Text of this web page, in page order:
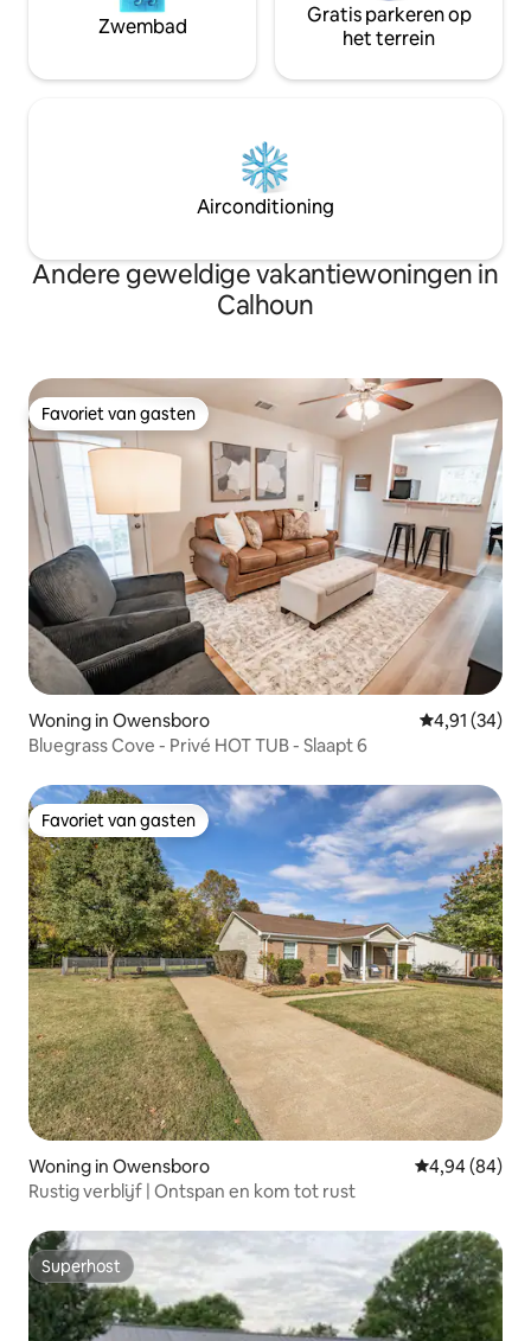
Zwembad
Gratis parkeren op
het terrein
Airconditioning
Andere geweldige vakantiewoningen in
Calhoun
Favoriet van gasten
Favoriet van gasten
Woning in Owensboro Gemiddelde
4,91 (34)
Bluegrass Cove - Privé HOT TUB - Slaapt 6
Favoriet van gasten
Favoriet van gasten
Woning in Owensboro Gemiddelde
4,94 (84)
Rustig verblijf | Ontspan en kom tot rust
Superhost
Superhost